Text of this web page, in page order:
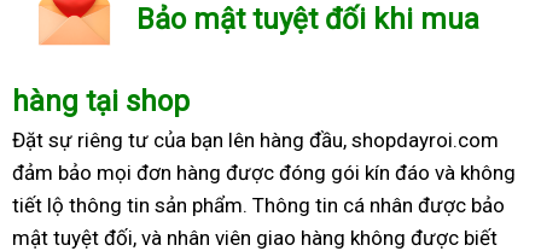
Bảo mật tuyệt đối khi mua
hàng tại shop
Đặt sự riêng tư của bạn lên hàng đầu, shopdayroi.com
đảm bảo mọi đơn hàng được đóng gói kín đáo và không
tiết lộ thông tin sản phẩm. Thông tin cá nhân được bảo
mật tuyệt đối, và nhân viên giao hàng không được biết